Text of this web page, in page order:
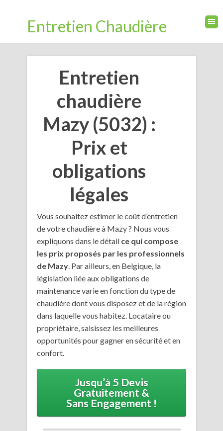
Entretien Chaudière
Entretien
chaudière
Mazy (5032) :
Prix et
obligations
légales
Vous souhaitez estimer le coût d’entretien
de votre chaudière à Mazy ? Nous vous
expliquons dans le détail ce qui compose
les prix proposés par les professionnels
de Mazy. Par ailleurs, en Belgique, la
législation liée aux obligations de
maintenance varie en fonction du type de
chaudière dont vous disposez et de la région
dans laquelle vous habitez. Locataire ou
propriétaire, saisissez les meilleures
opportunités pour gagner en sécurité et en
confort.
Jusqu’à 5 Devis
Gratuitement &
Sans Engagement !